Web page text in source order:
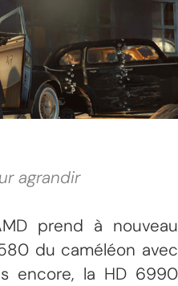
agrandir
prend à nouveau
du caméléon avec
encore, la HD 6990